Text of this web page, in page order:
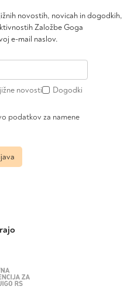
novostih, novicah in dogodkih,
Založbe Goga
e-mail naslov.
novosti Dogodki
podatkov za namene